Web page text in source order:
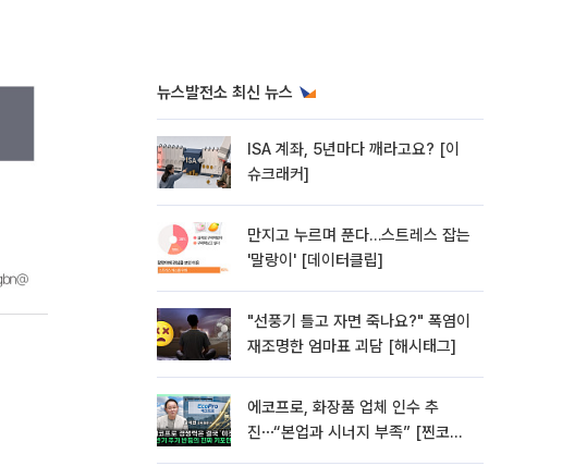
뉴스발전소 최신 뉴스
ISA 계좌, 5년마다 깨라고요? [이
슈크래커]
만지고 누르며 푼다…스트레스 잡는
'말랑이' [데이터클립]
"선풍기 틀고 자면 죽나요?" 폭염이
재조명한 엄마표 괴담 [해시태그]
에코프로, 화장품 업체 인수 추
진⋯“본업과 시너지 부족” [찐코노